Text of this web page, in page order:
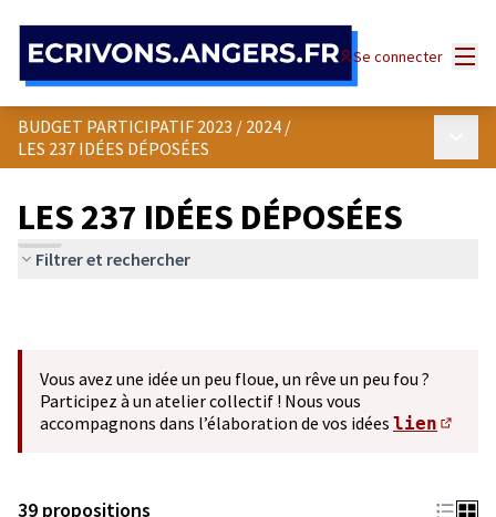
Se connecter
BUDGET PARTICIPATIF 2023 / 2024 /
LES 237 IDÉES DÉPOSÉES
LES 237 IDÉES DÉPOSÉES
Filtrer et rechercher
Vous avez une idée un peu floue, un rêve un peu fou ?
Participez à un atelier collectif ! Nous vous
accompagnons dans l’élaboration de vos idées lien
39 propositions